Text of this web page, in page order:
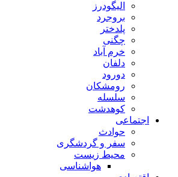
الیگودرز
بروجرد
پلدختر
چگنی
خرم آباد
دلفان
دورود
رومشکان
سلسله
کوهدشت
اجتماعی
حوادث
سفر و گردشگری
محیط زیست
هواشناسی